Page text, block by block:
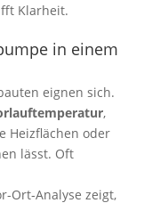
Klarheit.
in einem
eignen sich.
,
Heizflächen oder
lässt. Oft
Ort‑Analyse zeigt,